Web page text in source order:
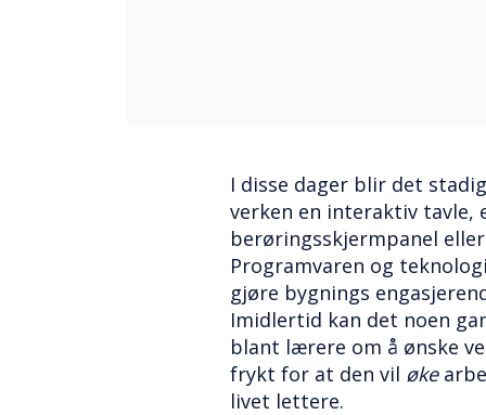
I disse dager blir det
verken en interaktiv
berøringsskjermpanel
Programvaren og
gjøre bygnings
Imidlertid kan det noen
blant lærere om å ønske
frykt for at den vil øke
livet lettere.